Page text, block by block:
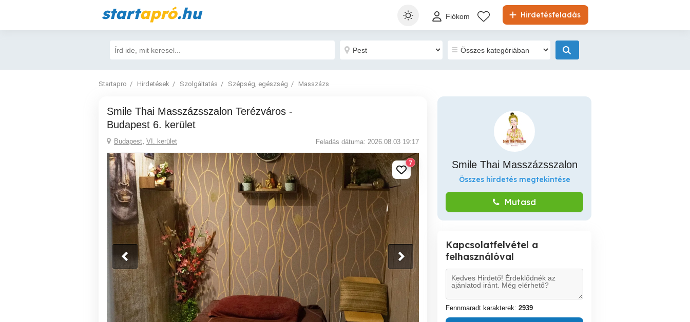
startapró.hu Hirdetésfeladás
Fiókom
Startapro Hirdetések Szolgáltatás Szépség, egészség Masszázs
Smile Thai Masszázsszalon Terézváros -
Budapest 6. kerület
Budapest, VI. kerület Feladás dátuma: 2026.08.03 19:17
7 Smile Thai Masszázsszalon
Összes hirdetés megtekintése
Mutasd
Kapcsolatfelvétel a
felhasználóval
Fennmaradt karakterek: 2939